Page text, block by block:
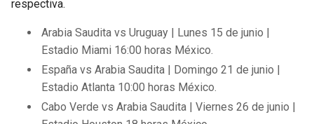
respectiva.
Arabia Saudita vs Uruguay | Lunes 15 de junio |
Estadio Miami 16:00 horas México.
España vs Arabia Saudita | Domingo 21 de junio |
Estadio Atlanta 10:00 horas México.
Cabo Verde vs Arabia Saudita | Viernes 26 de junio |